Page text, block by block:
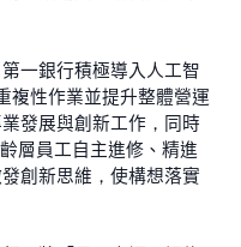
一銀行積極導入人工智
複性作業並提升整體營運
發展與創新工作，同時
層員工自主進修、精進
創新思維，使構想落實